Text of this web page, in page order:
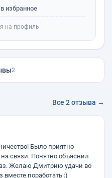
избранное
на профиль
2
Все 2 отзыва →
Было приятно
связи. Понятно объяснил
Желаю Дмитрию удачи во
вместе поработать :)